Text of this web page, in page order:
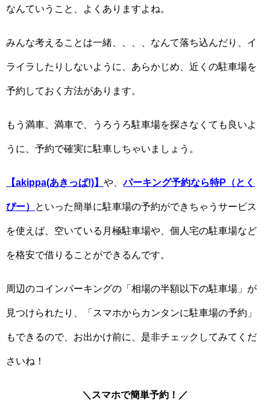
なんていうこと、よくありますよね。
みんな考えることは一緒、、、、なんて落ち込んだり、イ
ライラしたりしないように、あらかじめ、近くの駐車場を
予約しておく方法があります。
もう満車、満車で、うろうろ駐車場を探さなくても良いよ
うに、予約で確実に駐車しちゃいましょう。
【akippa(あきっぱ!)】 や、 パーキング予約なら特P（とく
ぴー） といった簡単に駐車場の予約ができちゃうサービス
を使えば、空いている月極駐車場や、個人宅の駐車場など
を格安で借りることができるんです。
周辺のコインパーキングの「相場の半額以下の駐車場」が
見つけられたり、「スマホからカンタンに駐車場の予約」
もできるので、お出かけ前に、是非チェックしてみてくだ
さいね！
＼スマホで簡単予約！／